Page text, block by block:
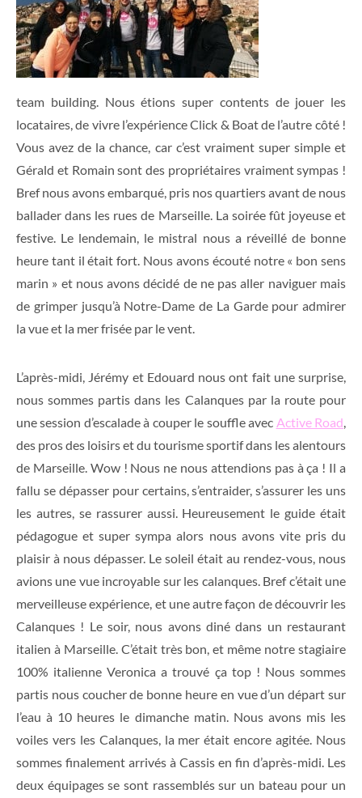
team building. Nous étions super contents de jouer les
locataires, de vivre l’expérience Click & Boat de l’autre côté !
Vous avez de la chance, car c’est vraiment super simple et
Gérald et Romain sont des propriétaires vraiment sympas !
Bref nous avons embarqué, pris nos quartiers avant de nous
ballader dans les rues de Marseille. La soirée fût joyeuse et
festive. Le lendemain, le mistral nous a réveillé de bonne
heure tant il était fort. Nous avons écouté notre « bon sens
marin » et nous avons décidé de ne pas aller naviguer mais
de grimper jusqu’à Notre-Dame de La Garde pour admirer
la vue et la mer frisée par le vent.
L’après-midi, Jérémy et Edouard nous ont fait une surprise,
nous sommes partis dans les Calanques par la route pour
une session d’escalade à couper le souffle avec Active Road,
des pros des loisirs et du tourisme sportif dans les alentours
de Marseille. Wow ! Nous ne nous attendions pas à ça ! Il a
fallu se dépasser pour certains, s’entraider, s’assurer les uns
les autres, se rassurer aussi. Heureusement le guide était
pédagogue et super sympa alors nous avons vite pris du
plaisir à nous dépasser. Le soleil était au rendez-vous, nous
avions une vue incroyable sur les calanques. Bref c’était une
merveilleuse expérience, et une autre façon de découvrir les
Calanques ! Le soir, nous avons diné dans un restaurant
italien à Marseille. C’était très bon, et même notre stagiaire
100% italienne Veronica a trouvé ça top ! Nous sommes
partis nous coucher de bonne heure en vue d’un départ sur
l’eau à 10 heures le dimanche matin. Nous avons mis les
voiles vers les Calanques, la mer était encore agitée. Nous
sommes finalement arrivés à Cassis en fin d’après-midi. Les
deux équipages se sont rassemblés sur un bateau pour un